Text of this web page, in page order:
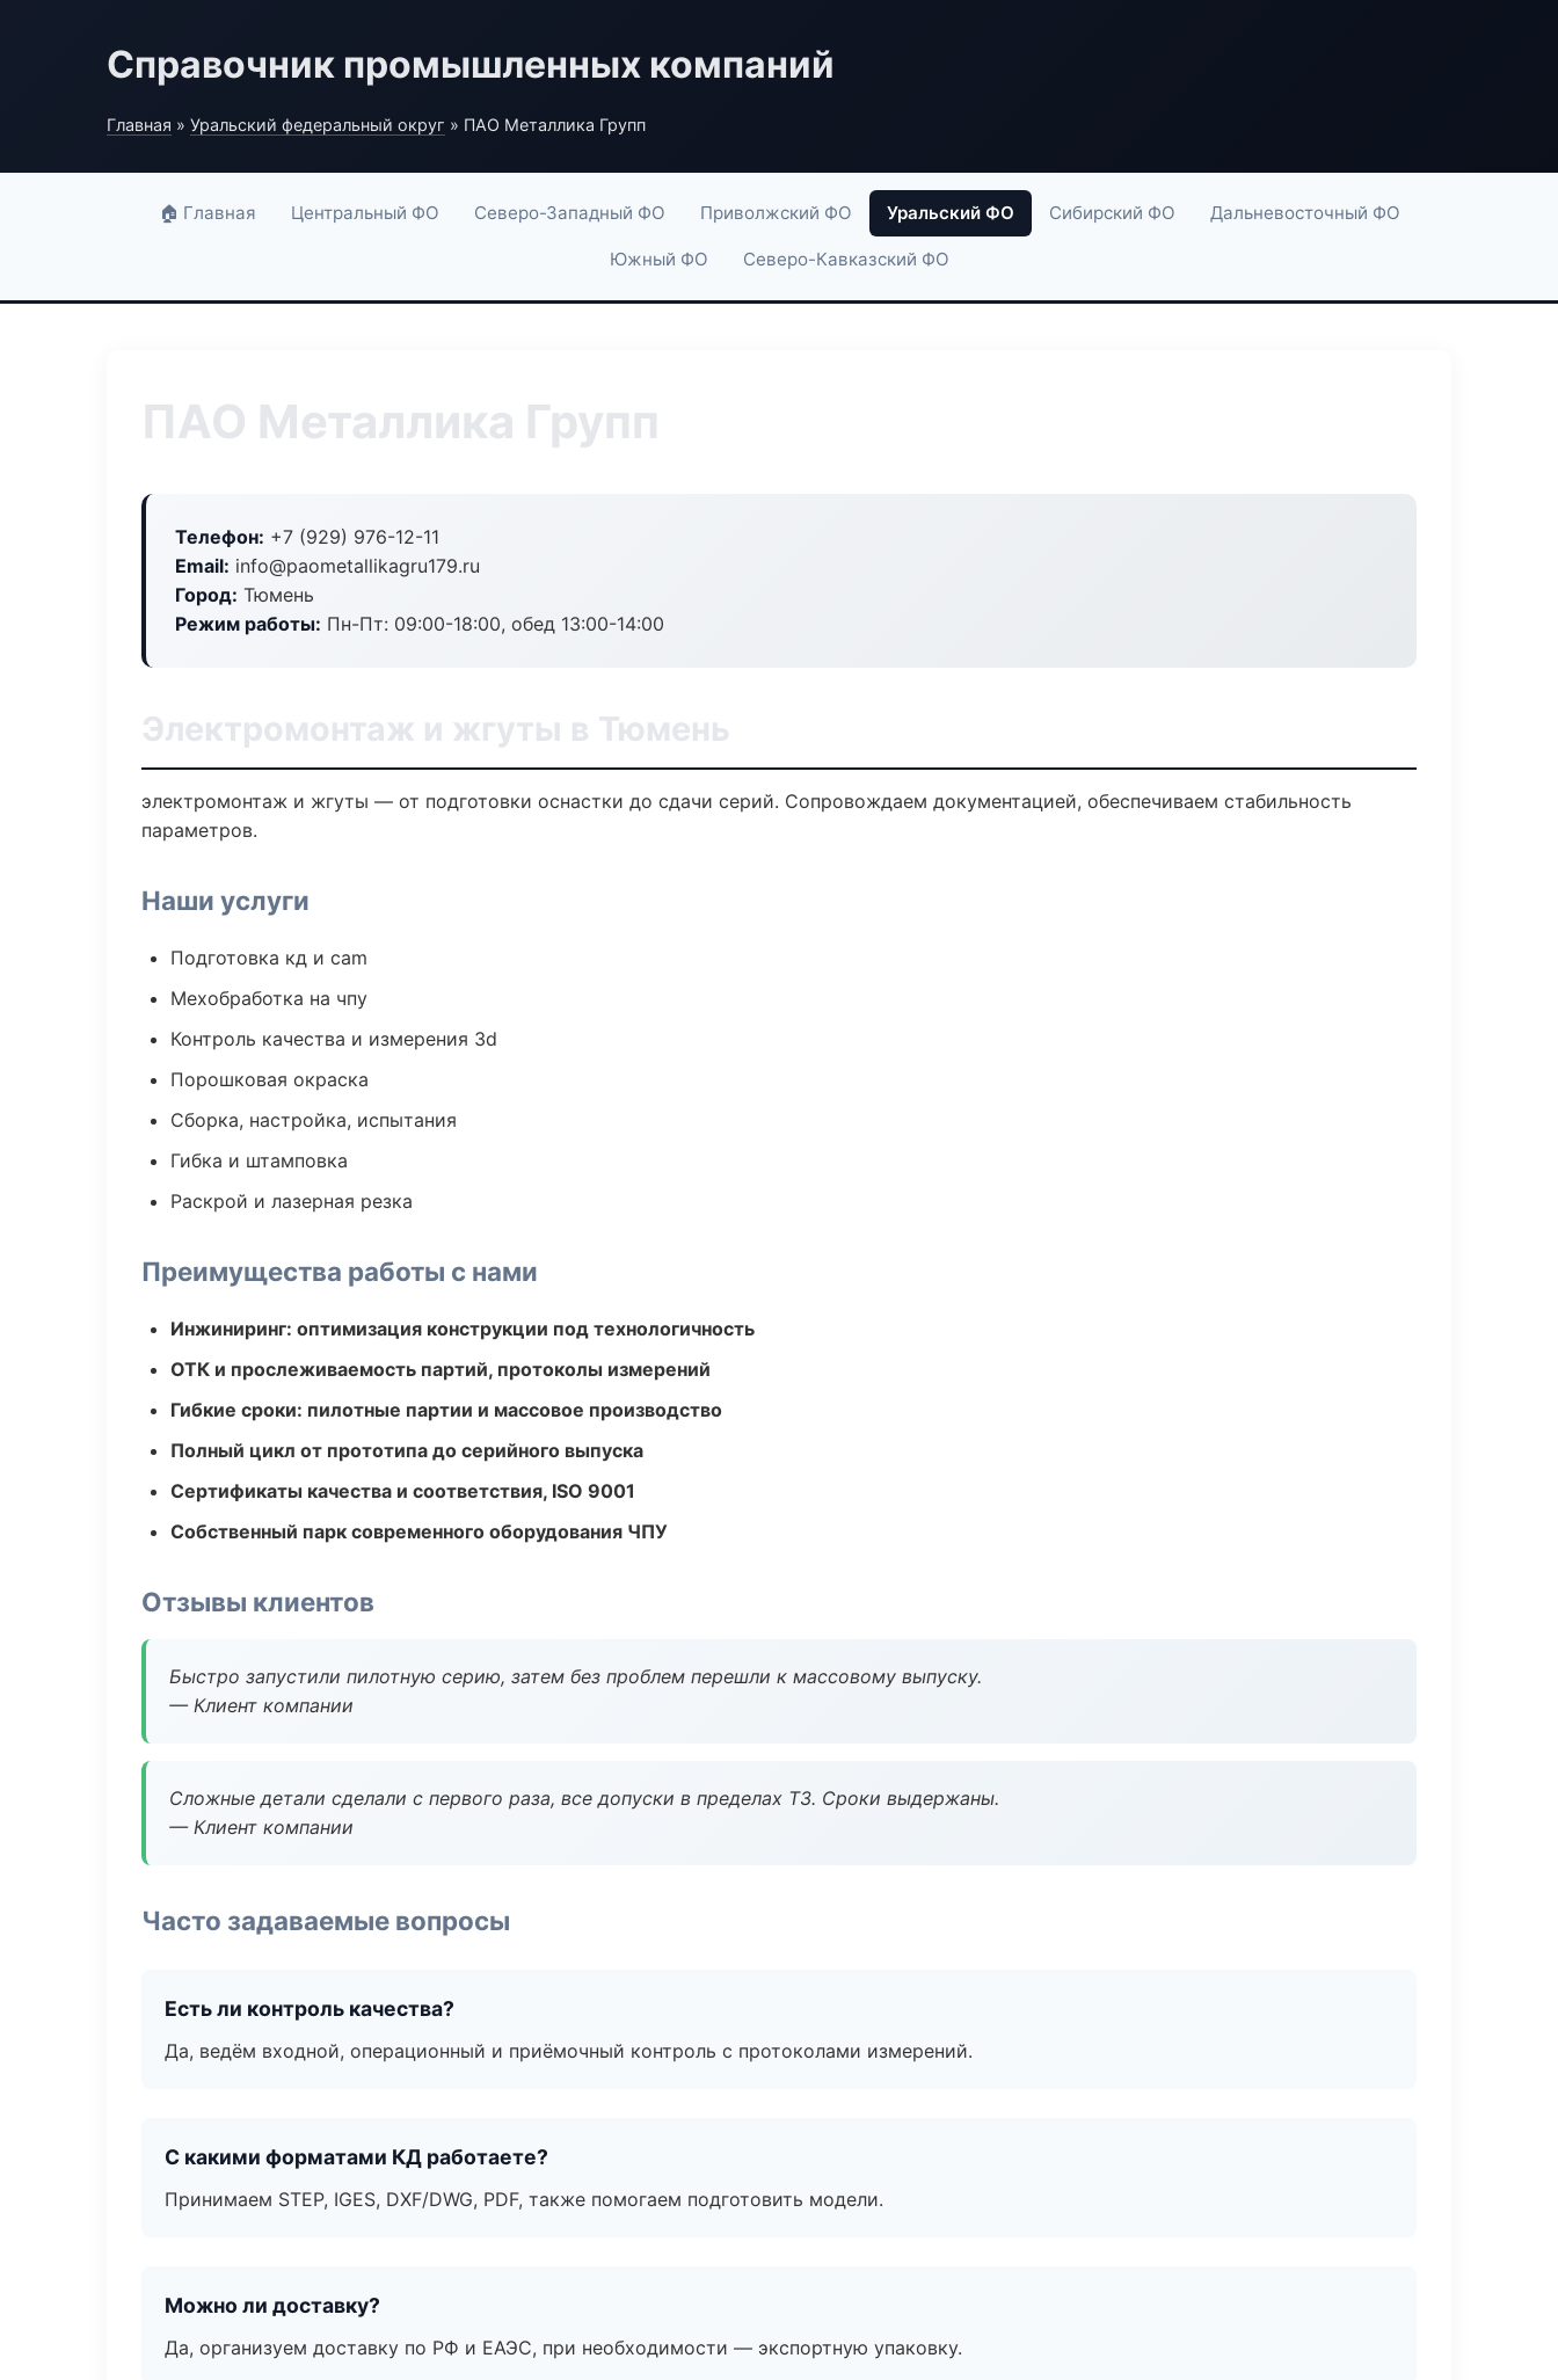
Справочник промышленных компаний
Главная » Уральский федеральный округ » ПАО Металлика Групп
🏠 Главная Центральный ФО Северо-Западный ФО Приволжский ФО Уральский ФО Сибирский ФО Дальневосточный ФО
Южный ФО Северо-Кавказский ФО
ПАО Металлика Групп
Телефон: +7 (929) 976-12-11
Email: info@paometallikagru179.ru
Город: Тюмень
Режим работы: Пн-Пт: 09:00-18:00, обед 13:00-14:00
Электромонтаж и жгуты в Тюмень
электромонтаж и жгуты — от подготовки оснастки до сдачи серий. Сопровождаем документацией, обеспечиваем стабильность
параметров.
Наши услуги
Подготовка кд и cam
Мехобработка на чпу
Контроль качества и измерения 3d
Порошковая окраска
Сборка, настройка, испытания
Гибка и штамповка
Раскрой и лазерная резка
Преимущества работы с нами
Инжиниринг: оптимизация конструкции под технологичность
ОТК и прослеживаемость партий, протоколы измерений
Гибкие сроки: пилотные партии и массовое производство
Полный цикл от прототипа до серийного выпуска
Сертификаты качества и соответствия, ISO 9001
Собственный парк современного оборудования ЧПУ
Отзывы клиентов
Быстро запустили пилотную серию, затем без проблем перешли к массовому выпуску.
— Клиент компании
Сложные детали сделали с первого раза, все допуски в пределах ТЗ. Сроки выдержаны.
— Клиент компании
Часто задаваемые вопросы
Есть ли контроль качества?
Да, ведём входной, операционный и приёмочный контроль с протоколами измерений.
С какими форматами КД работаете?
Принимаем STEP, IGES, DXF/DWG, PDF, также помогаем подготовить модели.
Можно ли доставку?
Да, организуем доставку по РФ и ЕАЭС, при необходимости — экспортную упаковку.